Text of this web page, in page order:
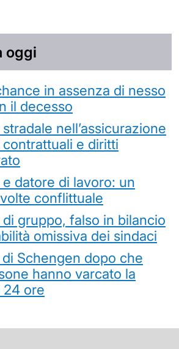
oggi
in assenza di nesso
il decesso
nell’assicurazione
e diritti
datore di lavoro: un
conflittuale
gruppo, falso in bilancio
omissiva dei sindaci
Schengen dopo che
hanno varcato la
ore